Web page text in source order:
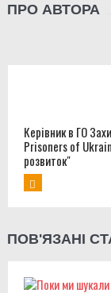
ПРО АВТОРА
Керівник в ГО
Prisoners of
розвиток"
ПОВ'ЯЗАНІ